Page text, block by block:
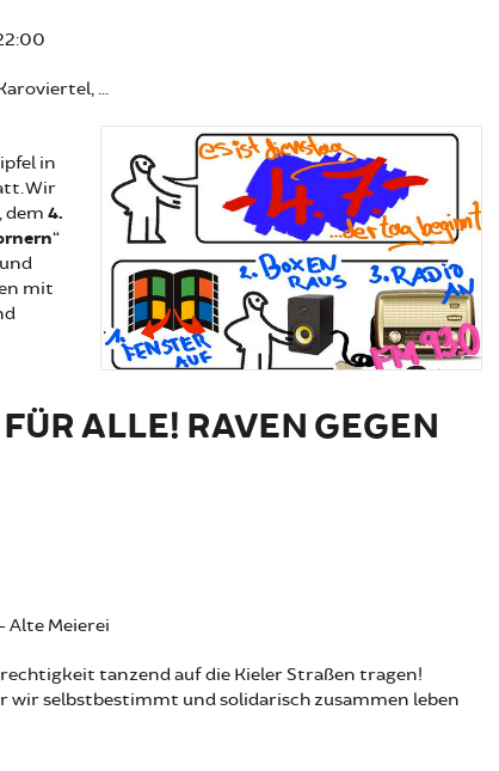
...
in
Wir
dem 4.
“
mit
ALLE! RAVEN GEGEN
Alte Meierei
tanzend auf die Kieler Straßen tragen!
wir selbstbestimmt und solidarisch zusammen leben